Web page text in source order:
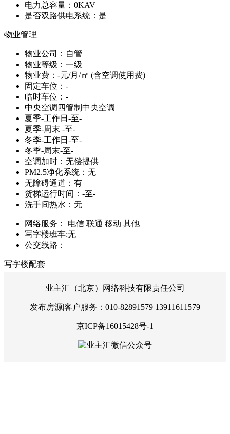
电力总容量： 0KAV
是否双路供电系统： 是
物业管理
物业公司： 自管
物业等级： 一级
物业费： -元/月/㎡ (含空调使用费)
固定车位： -
临时车位： -
中央空调 四管制中央空调
夏季-工作日 -至-
夏季-周末 -至-
冬季-工作日 -至-
冬季-周末-至-
空调加时： 无偿提供
PM2.5净化系统： 无
无障碍通道： 有
货梯运行时间： -至-
洗手间热水： 无
网络服务：
电信 联通 移动 其他
写字楼班车:无
公交线路：
写字楼配套
业主汇（北京）网络科技有限责任公司
发布房源|客户服务：010-82891579 13911611579
京ICP备16015428号-1